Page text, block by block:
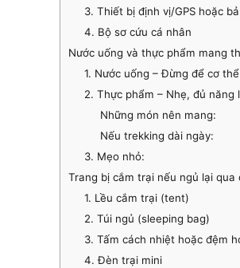
3. Thiết bị định vị/GPS hoặc
4. Bộ sơ cứu cá nhân
Nước uống và thực phẩm mang
1. Nước uống – Đừng để cơ
2. Thực phẩm – Nhẹ, đủ năng
Những món nên mang:
Nếu trekking dài ngày:
3. Mẹo nhỏ:
Trang bị cắm trại nếu ngủ lại qua
1. Lều cắm trại (tent)
2. Túi ngủ (sleeping bag)
3. Tấm cách nhiệt hoặc đệm
4. Đèn trại mini